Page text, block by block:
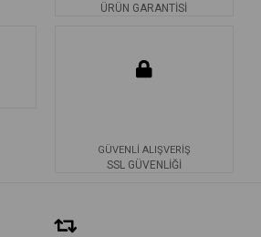
ÜRÜN GARANTİSİ
GÜVENLİ ALIŞVERİŞ
SSL GÜVENLİĞİ